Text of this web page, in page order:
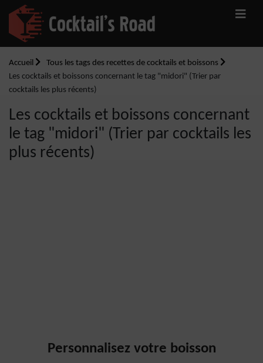
Accueil
Tous les tags des recettes de cocktails et boissons
Les cocktails et boissons concernant le tag "midori" (Trier par
cocktails les plus récents)
Les cocktails et boissons concernant
le tag "midori" (Trier par cocktails les
plus récents)
Personnalisez votre boisson